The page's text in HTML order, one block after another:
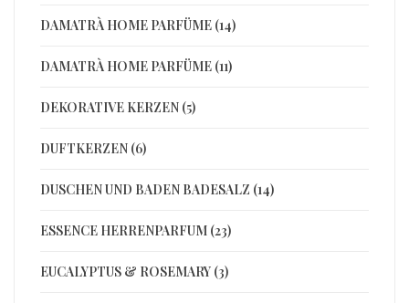
DAMATRÀ HOME PARFÜME (14)
DAMATRÀ HOME PARFÜME (11)
DEKORATIVE KERZEN (5)
DUFTKERZEN (6)
DUSCHEN UND BADEN BADESALZ (14)
ESSENCE HERRENPARFUM (23)
EUCALYPTUS & ROSEMARY (3)